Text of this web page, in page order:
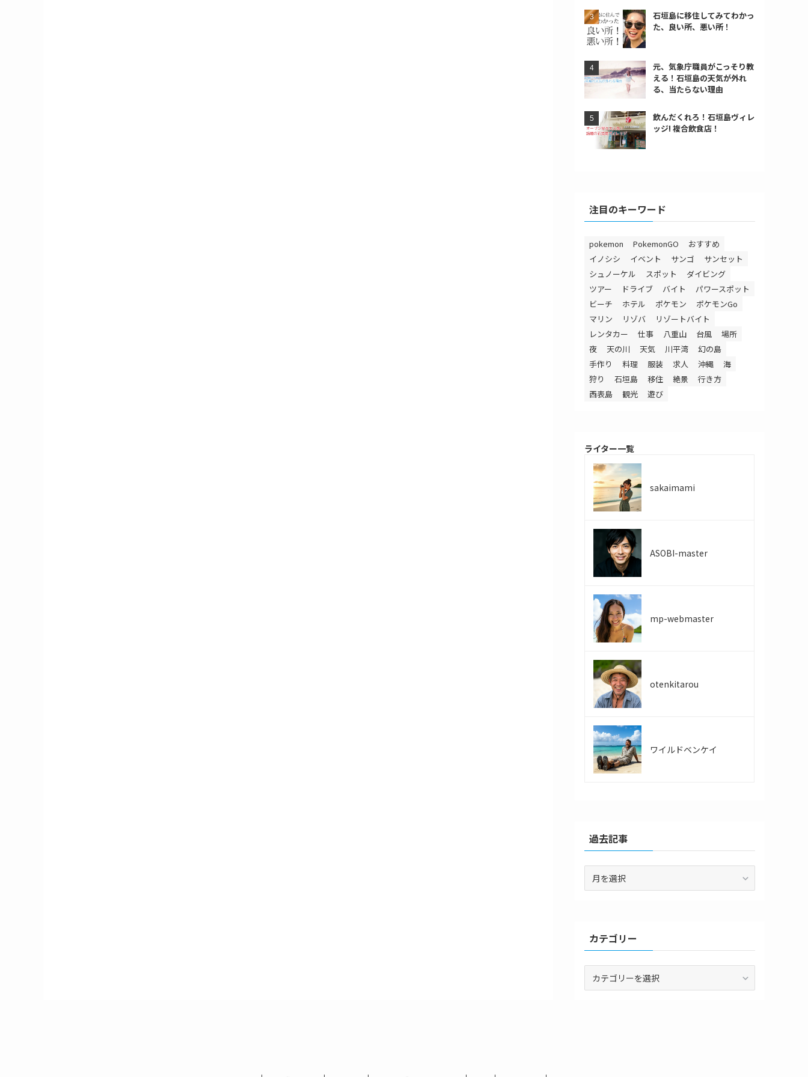
石垣島に移住してみてわかっ
た、良い所、悪い所！
元、気象庁職員がこっそり教
える！石垣島の天気が外れ
る、当たらない理由
飲んだくれろ！石垣島ヴィレ
ッジ! 複合飲食店！
注目のキーワード
pokemon PokemonGO
おすすめ
イノシシ
イベント サンゴ
サンセット
シュノーケル
スポット
ダイビング
ツアー
ドライブ バイト
パワースポット
ビーチ
ホテル ポケモン
ポケモンGo
マリン
リゾバ
リゾートバイト
レンタカー
仕事 八重山 台風
場所
夜
天の川 天気 川平湾
幻の島
手作り
料理 服装 求人 沖縄
海
狩り
石垣島 移住 絶景
行き方
西表島
観光 遊び
ライター一覧
sakaimami
ASOBI-master
mp-webmaster
otenkitarou
ワイルドベンケイ
過去記事
カテゴリー